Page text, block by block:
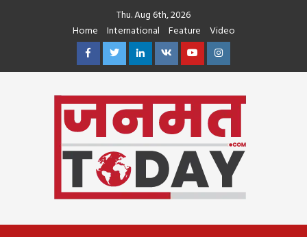
Thu. Aug 6th, 2026
Home
International Feature
Video
FacebookTwitterLinkedin
VK YoutubeInstagram